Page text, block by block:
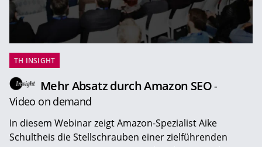
TH INSIGHT
Mehr Absatz durch Amazon SEO-
Video on demand
In diesem Webinar zeigt Amazon-Spezialist Aike
Schultheis die Stellschrauben einer zielführenden